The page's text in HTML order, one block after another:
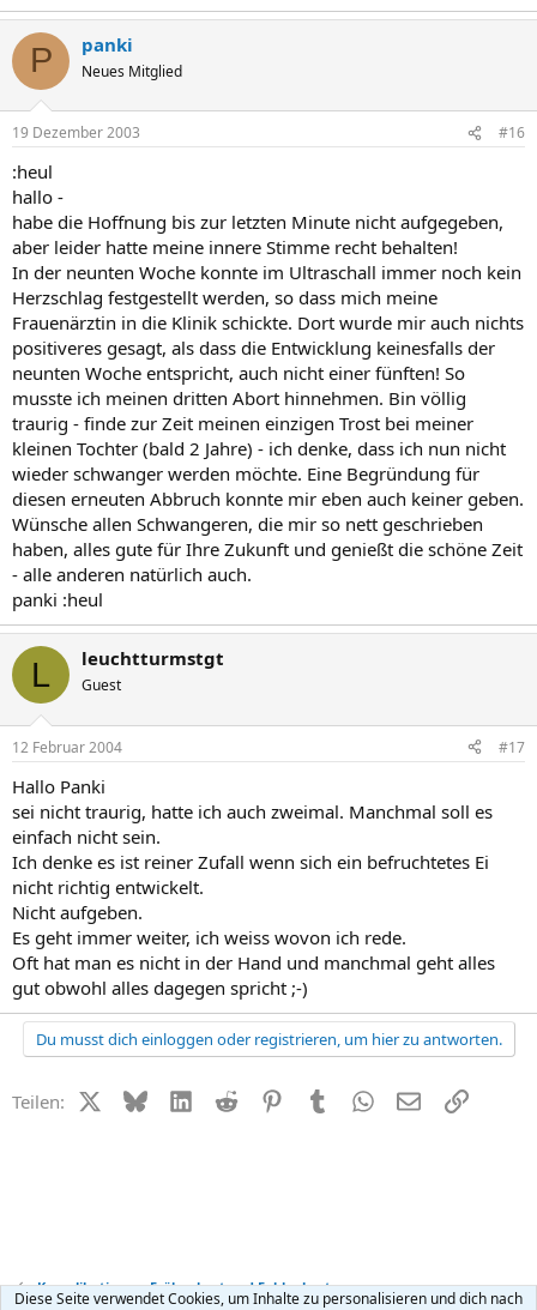
P panki
Neues Mitglied
19 Dezember 2003 #16
:heul
hallo -
habe die Hoffnung bis zur letzten Minute nicht aufgegeben,
aber leider hatte meine innere Stimme recht behalten!
In der neunten Woche konnte im Ultraschall immer noch kein
Herzschlag festgestellt werden, so dass mich meine
Frauenärztin in die Klinik schickte. Dort wurde mir auch nichts
positiveres gesagt, als dass die Entwicklung keinesfalls der
neunten Woche entspricht, auch nicht einer fünften! So
musste ich meinen dritten Abort hinnehmen. Bin völlig
traurig - finde zur Zeit meinen einzigen Trost bei meiner
kleinen Tochter (bald 2 Jahre) - ich denke, dass ich nun nicht
wieder schwanger werden möchte. Eine Begründung für
diesen erneuten Abbruch konnte mir eben auch keiner geben.
Wünsche allen Schwangeren, die mir so nett geschrieben
haben, alles gute für Ihre Zukunft und genießt die schöne Zeit
- alle anderen natürlich auch.
panki :heul
L leuchtturmstgt
Guest
12 Februar 2004 #17
Hallo Panki
sei nicht traurig, hatte ich auch zweimal. Manchmal soll es
einfach nicht sein.
Ich denke es ist reiner Zufall wenn sich ein befruchtetes Ei
nicht richtig entwickelt.
Nicht aufgeben.
Es geht immer weiter, ich weiss wovon ich rede.
Oft hat man es nicht in der Hand und manchmal geht alles
gut obwohl alles dagegen spricht ;-)
Du musst dich einloggen oder registrieren, um hier zu antworten.
Teilen: X (Twitter)
BlueskyLinkedIn
Reddit PinterestTumblr WhatsApp
E-MailLink
Komplikationen, Frühgeburt und Fehlgeburt
Diese Seite verwendet Cookies, um Inhalte zu personalisieren und dich nach